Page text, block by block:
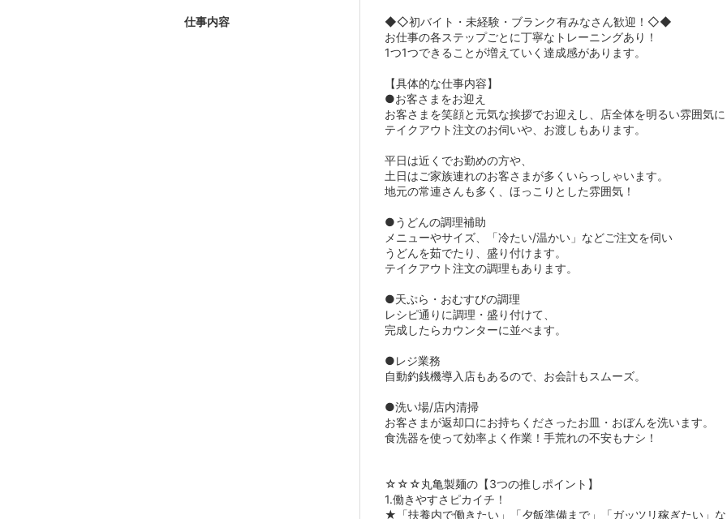
仕事内容
◆◇初バイト・未経験・ブランク有みなさん歓迎！◇◆
お仕事の各ステップごとに丁寧なトレーニングあり！
1つ1つできることが増えていく達成感があります。
【具体的な仕事内容】
●お客さまをお迎え
お客さまを笑顔と元気な挨拶でお迎えし、店全体を明るい雰囲気
テイクアウト注文のお伺いや、お渡しもあります。
平日は近くでお勤めの方や、
土日はご家族連れのお客さまが多くいらっしゃいます。
地元の常連さんも多く、ほっこりとした雰囲気！
●うどんの調理補助
メニューやサイズ、「冷たい/温かい」などご注文を伺い
うどんを茹でたり、盛り付けます。
テイクアウト注文の調理もあります。
●天ぷら・おむすびの調理
レシピ通りに調理・盛り付けて、
完成したらカウンターに並べます。
●レジ業務
自動釣銭機導入店もあるので、お会計もスムーズ。
●洗い場/店内清掃
お客さまが返却口にお持ちくださったお皿・おぼんを洗います。
食洗器を使って効率よく作業！手荒れの不安もナシ！
☆☆☆丸亀製麺の【3つの推しポイント】
1.働きやすさピカイチ！
★「扶養内で働きたい」「夕飯準備まで」「ガッツリ稼ぎたい」